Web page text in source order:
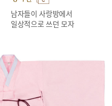
남자들이 사랑방에서
일상적으로 쓰던 모자